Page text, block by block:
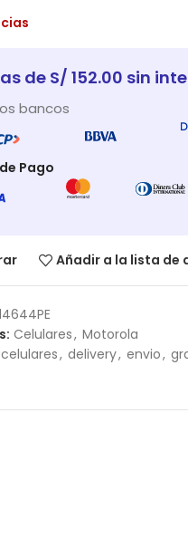
de S/ 152.00 sin
bancos
Pago
Añadir a la lista de
Celulares, Motorola
celulares, delivery, envio,